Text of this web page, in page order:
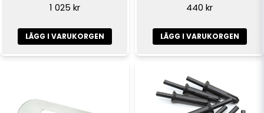
1 025 kr
LÄGG I VARUKORGEN
440 kr
LÄGG I VARUKORGEN